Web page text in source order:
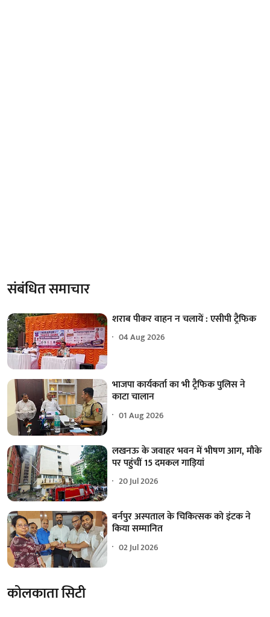
संबंधित समाचार
शराब पीकर वाहन न चलायें : एसीपी ट्रैफिक
04 Aug 2026
भाजपा कार्यकर्ता का भी ट्रैफिक पुलिस ने
काटा चालान
01 Aug 2026
लखनऊ के जवाहर भवन में भीषण आग, मौके
पर पहुंचीं 15 दमकल गाड़ियां
20 Jul 2026
बर्नपुर अस्पताल के चिकित्सक को इंटक ने
किया सम्मानित
02 Jul 2026
कोलकाता सिटी